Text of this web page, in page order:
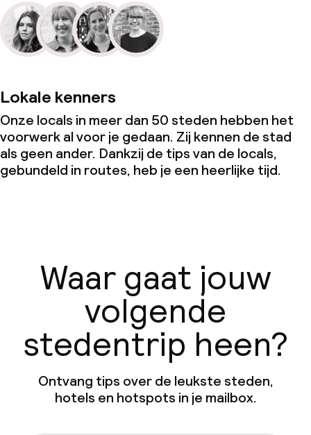
Lokale kenners
Onze locals in meer dan 50 steden hebben het
voorwerk al voor je gedaan. Zij kennen de stad
als geen ander. Dankzij de tips van de locals,
gebundeld in routes, heb je een heerlijke tijd.
Waar gaat jouw
volgende
stedentrip heen?
Ontvang tips over de leukste steden,
hotels en hotspots in je mailbox.